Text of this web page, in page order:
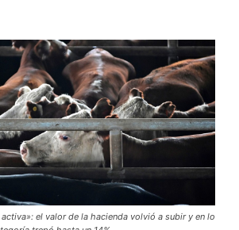
el valor de la hacienda volvió a subir y en lo